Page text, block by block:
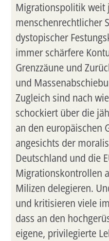
Migrationspolitik weit
menschenrechtlicher
dystopischer
immer schärfere
Grenzzäune und
und
Zugleich sind nach
schockiert über die
an den europäischen
angesichts der
Deutschland und die
Migrationskontrollen
Milizen delegieren.
und kritisieren viele
dass an den
eigene, privilegierte